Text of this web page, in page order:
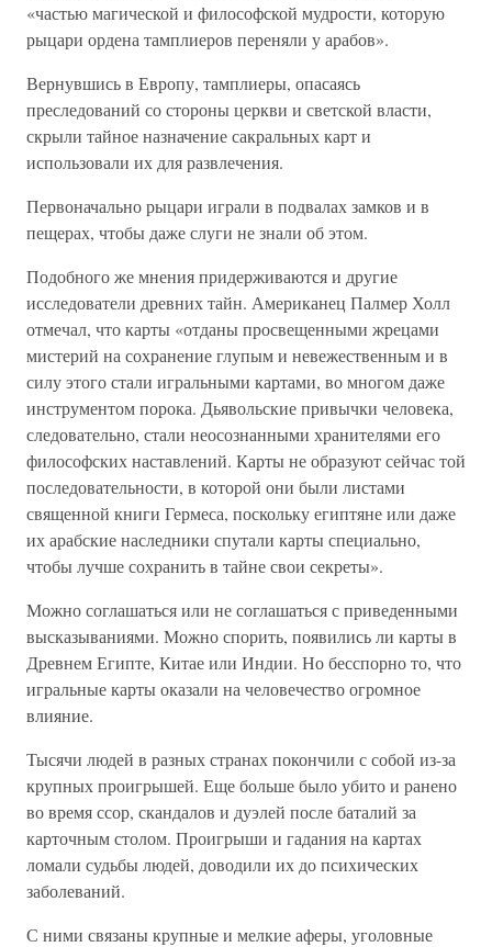
«частью магической и философской мудрости, которую
рыцари ордена тамплиеров переняли у арабов».
Вернувшись в Европу, тамплиеры, опасаясь
преследований со стороны церкви и светской власти,
скрыли тайное назначение сакральных карт и
использовали их для развлечения.
Первоначально рыцари играли в подвалах замков и в
пещерах, чтобы даже слуги не знали об этом.
Подобного же мнения придерживаются и другие
исследователи древних тайн. Американец Палмер Холл
отмечал, что карты «отданы просвещенными жрецами
мистерий на сохранение глупым и невежественным и в
силу этого стали игральными картами, во многом даже
инструментом порока. Дьявольские привычки человека,
следовательно, стали неосознанными хранителями его
философских наставлений. Карты не образуют сейчас той
последовательности, в которой они были листами
священной книги Гермеса, поскольку египтяне или даже
их арабские наследники спутали карты специально,
чтобы лучше сохранить в тайне свои секреты».
Можно соглашаться или не соглашаться с приведенными
высказываниями. Можно спорить, появились ли карты в
Древнем Египте, Китае или Индии. Но бесспорно то, что
игральные карты оказали на человечество огромное
влияние.
Тысячи людей в разных странах покончили с собой из-за
крупных проигрышей. Еще больше было убито и ранено
во время ссор, скандалов и дуэлей после баталий за
карточным столом. Проигрыши и гадания на картах
ломали судьбы людей, доводили их до психических
заболеваний.
С ними связаны крупные и мелкие аферы, уголовные